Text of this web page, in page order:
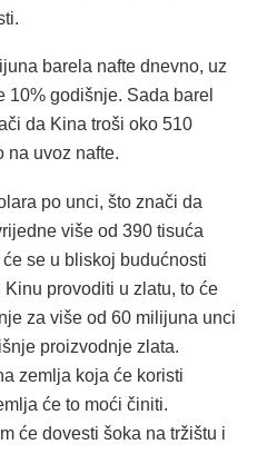
barela nafte dnevno, uz
10% godišnje. Sada barel
da Kina troši oko 510
na uvoz nafte.
po unci, što znači da
više od 390 tisuća
se u bliskoj budućnosti
provoditi u zlatu, to će
za više od 60 milijuna unci
proizvodnje zlata.
zemlja koja će koristi
će to moći činiti.
će dovesti šoka na tržištu i